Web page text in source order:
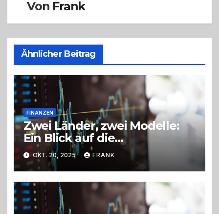
Von Frank
Ähnlicher Beitrag
FINANZEN
Zwei Länder, zwei Modelle:
Ein Blick auf die
Finanzsysteme von
Österreich und Deutschland
OKT. 20, 2025 FRANK